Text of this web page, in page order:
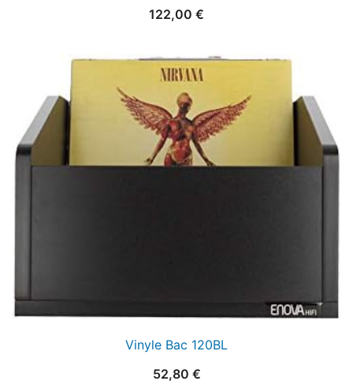
122,00 €
Vinyle Bac 120BL
52,80 €